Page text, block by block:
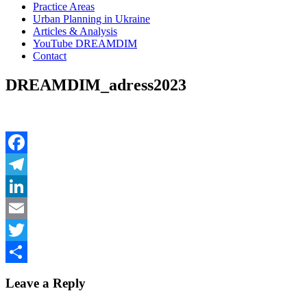
Practice Areas
Urban Planning in Ukraine
Articles & Analysis
YouTube DREAMDIM
Contact
DREAMDIM_adress2023
Facebook
Telegram
LinkedIn
Email
Twitter
Leave a Reply